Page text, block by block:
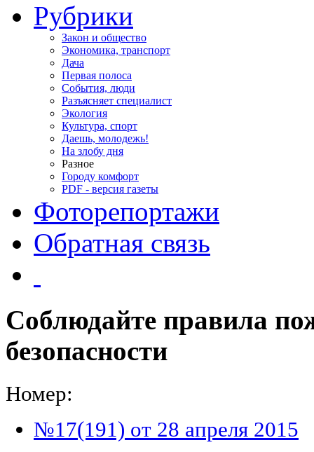
Рубрики
Закон и общество
Экономика, транспорт
Дача
Первая полоса
События, люди
Разъясняет специалист
Экология
Культура, спорт
Даешь, молодежь!
На злобу дня
Разное
Городу комфорт
PDF - версия газеты
Фоторепортажи
Обратная связь
Соблюдайте правила
безопасности
Номер:
№17(191) от 28 апреля 2015